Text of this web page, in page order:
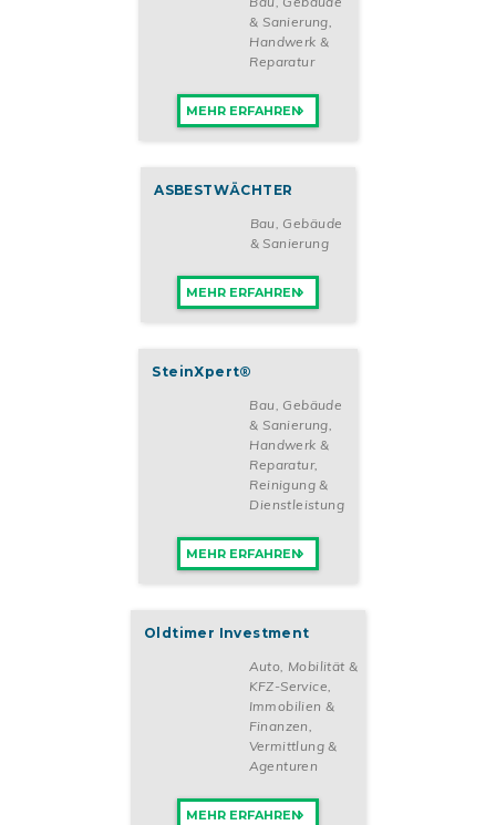
& Sanierung,
Handwerk &
Reparatur
MEHR ERFAHREN
ASBESTWÄCHTER
Bau, Gebäude
& Sanierung
MEHR ERFAHREN
SteinXpert®
Bau, Gebäude
& Sanierung,
Handwerk &
Reparatur,
Reinigung &
Dienstleistung
MEHR ERFAHREN
Oldtimer Investment
Auto, Mobilität &
KFZ-Service,
Immobilien &
Finanzen,
Vermittlung &
Agenturen
MEHR ERFAHREN